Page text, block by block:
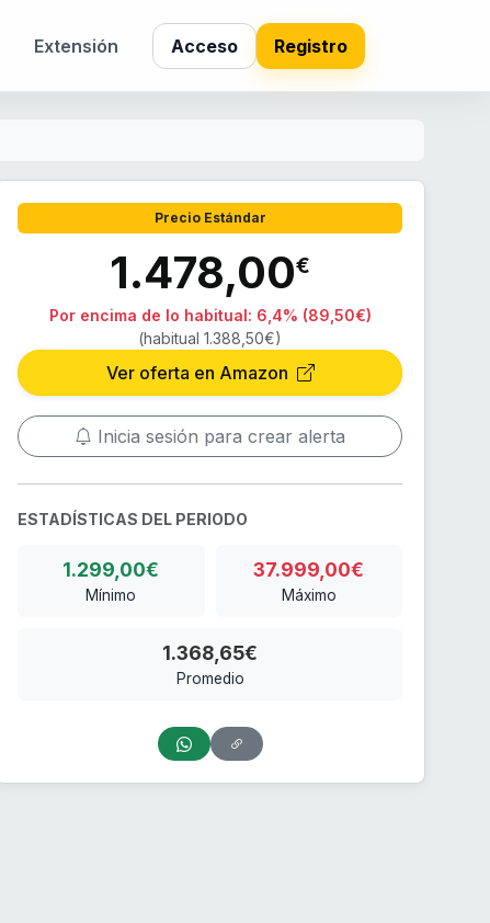
Extensión Acceso Registro
Precio Estándar
1.478,00€
Por encima de lo habitual: 6,4% (89,50€)
(habitual 1.388,50€)
Ver oferta en Amazon
Inicia sesión para crear alerta
ESTADÍSTICAS DEL PERIODO
1.299,00€
Mínimo
37.999,00€
Máximo
1.368,65€
Promedio